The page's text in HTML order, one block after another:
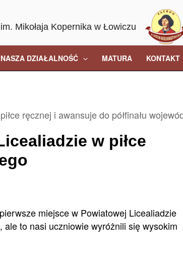
Mikołaja Kopernika w Łowiczu
NASZA DZIAŁALNOŚĆ MATURA KONTAKT
ręcznej i awansuje do półfinału
w piłce
miejsce w Powiatowej Licealiadzie
ale to nasi uczniowie wyróżnili się wysokim